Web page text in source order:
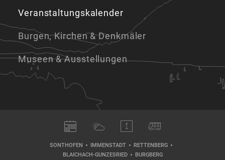
Veranstaltungskalender
Burgen, Kirchen & Denkmäler
Museen & Ausstellungen
SONTHOFEN IMMENSTADT
RETTENBERG
BLAICHACH-GUNZESRIED
BURGBERG